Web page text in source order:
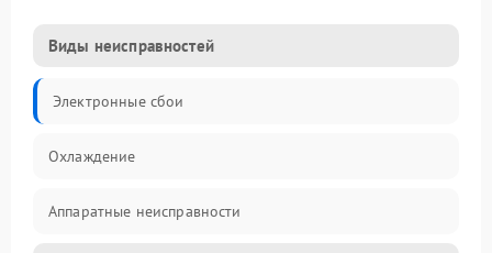
Виды неисправностей
Электронные сбои
Охлаждение
Аппаратные неисправности